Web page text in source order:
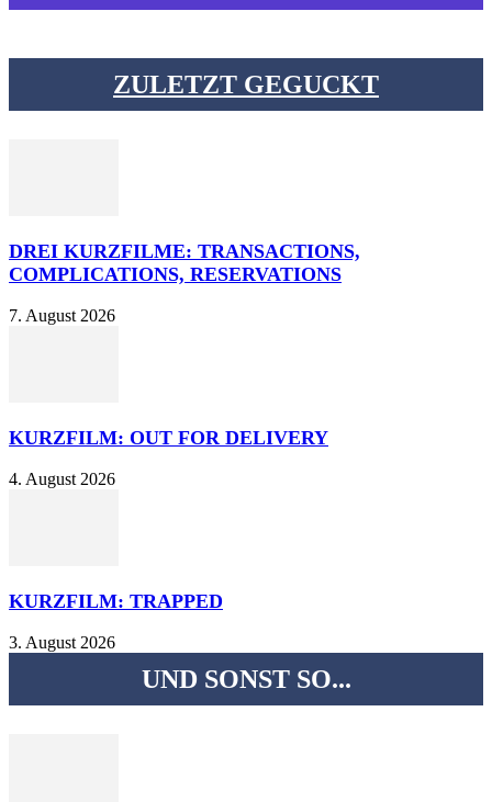
ZULETZT GEGUCKT
DREI KURZFILME: TRANSACTIONS,
COMPLICATIONS, RESERVATIONS
7. August 2026
KURZFILM: OUT FOR DELIVERY
4. August 2026
KURZFILM: TRAPPED
3. August 2026
UND SONST SO...